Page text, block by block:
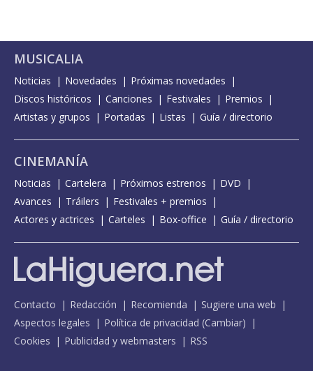
MUSICALIA
Noticias Novedades
Próximas novedades
Discos históricos
Canciones Festivales
Premios
Artistas y grupos
Portadas Listas Guía / directorio
CINEMANÍA
Noticias Cartelera Próximos estrenos
DVD
Avances
Tráilers
Festivales + premios
Actores y actrices
Carteles Box-office Guía / directorio
Contacto Redacción Recomienda
Sugiere una web
Aspectos legales
Política de privacidad (Cambiar)
Cookies
Publicidad y webmasters RSS